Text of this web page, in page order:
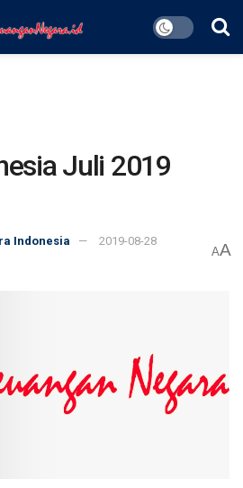
Juli 2019
Indonesia
2019-08-28
AA